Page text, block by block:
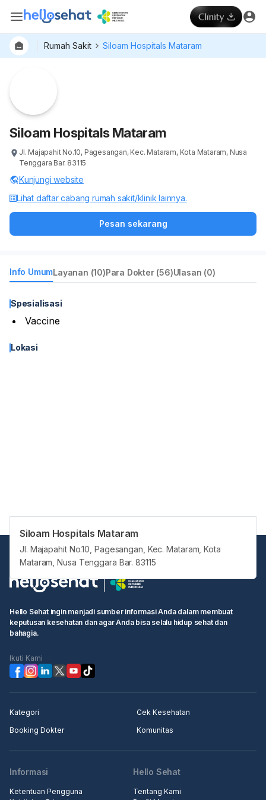
Rumah Sakit Siloam Hospitals Mataram
Siloam Hospitals Mataram
Jl. Majapahit No.10, Pagesangan, Kec. Mataram, Kota Mataram, Nusa
Tenggara Bar. 83115
Kunjungi website
Lihat daftar cabang rumah sakit/klinik lainnya.
Pesan sekarang
Info UmumLayanan (10)Para Dokter (56)Ulasan (0)
Spesialisasi
Vaccine
Lokasi
Siloam Hospitals Mataram
Jl. Majapahit No.10, Pagesangan, Kec. Mataram, Kota
Mataram, Nusa Tenggara Bar. 83115
Hello Sehat ingin menjadi sumber informasi Anda dalam membuat
keputusan kesehatan dan agar Anda bisa selalu hidup sehat dan
bahagia.
Ikuti Kami
Kategori
Cek Kesehatan
Booking Dokter
Komunitas
Informasi
Ketentuan Pengguna
Hello Sehat
Tentang Kami